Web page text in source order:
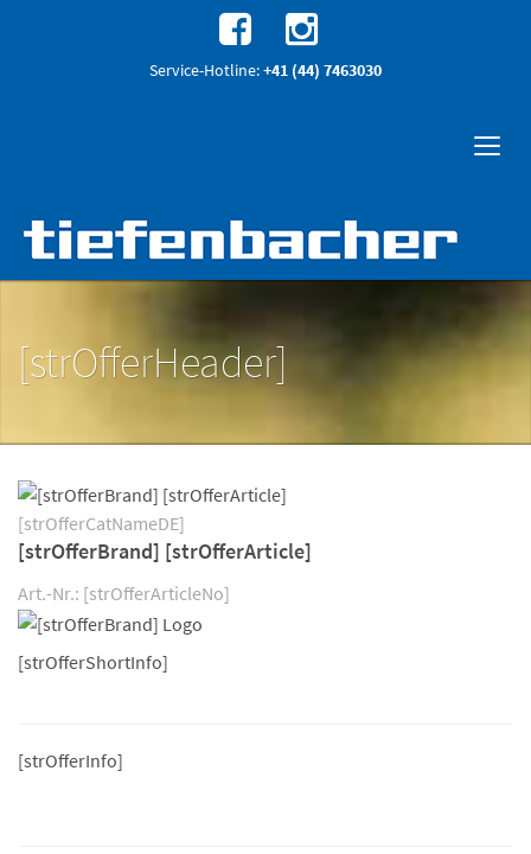
Service-Hotline:+41 (44) 7463030
[strOfferHeader]
[strOfferCatNameDE]
[strOfferBrand] [strOfferArticle]
Art.-Nr.: [strOfferArticleNo]
[strOfferShortInfo]
[strOfferInfo]